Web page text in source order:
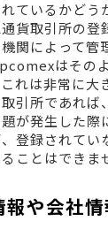
ているかどう
貨取引所の登
関によって管
はそのよ
れは非常に大
引所であれば
が発生した際
登録されてい
ことはできま
や会社